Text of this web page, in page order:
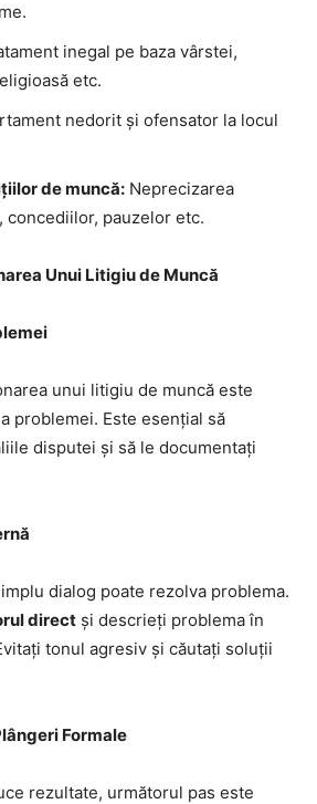
inegal pe baza vârstei,
etc.
nedorit și ofensator la locul
de muncă: Neprecizarea
concediilor, pauzelor etc.
Unui Litigiu de Muncă
unui litigiu de muncă este
problemei. Este esențial să
disputei și să le documentați
dialog poate rezolva problema.
direct și descrieți problema în
tonul agresiv și căutați soluții
Formale
rezultate, următorul pas este